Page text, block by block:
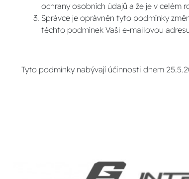
ochrany osobních údajů a že je v celém
Správce je oprávněn tyto podmínky
těchto podmínek Vaši e-mailovou
Tyto podmínky nabývají účinnosti dnem